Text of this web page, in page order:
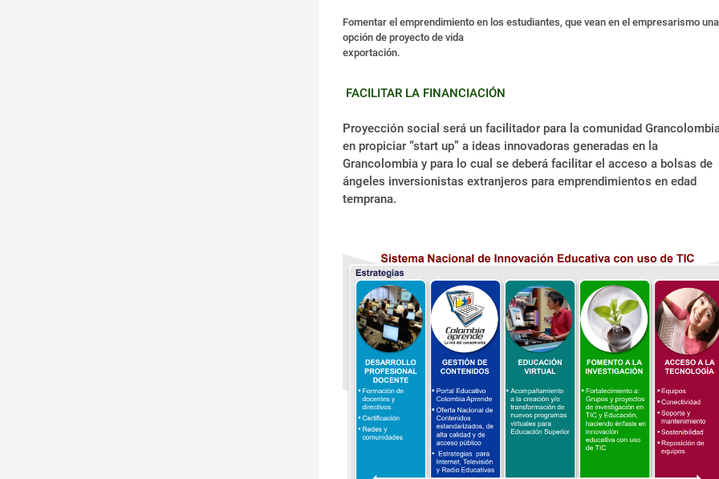
Fomentar el emprendimiento en los estudiantes, que vean en el empresarismo una
opción de proyecto de vida
exportación.
FACILITAR LA FINANCIACIÓN
Proyección social será un facilitador para la comunidad
en propiciar “start up” a ideas innovadoras generadas en la
Grancolombia y para lo cual se deberá facilitar el acceso a bolsas de
ángeles inversionistas extranjeros para emprendimientos en edad
temprana.